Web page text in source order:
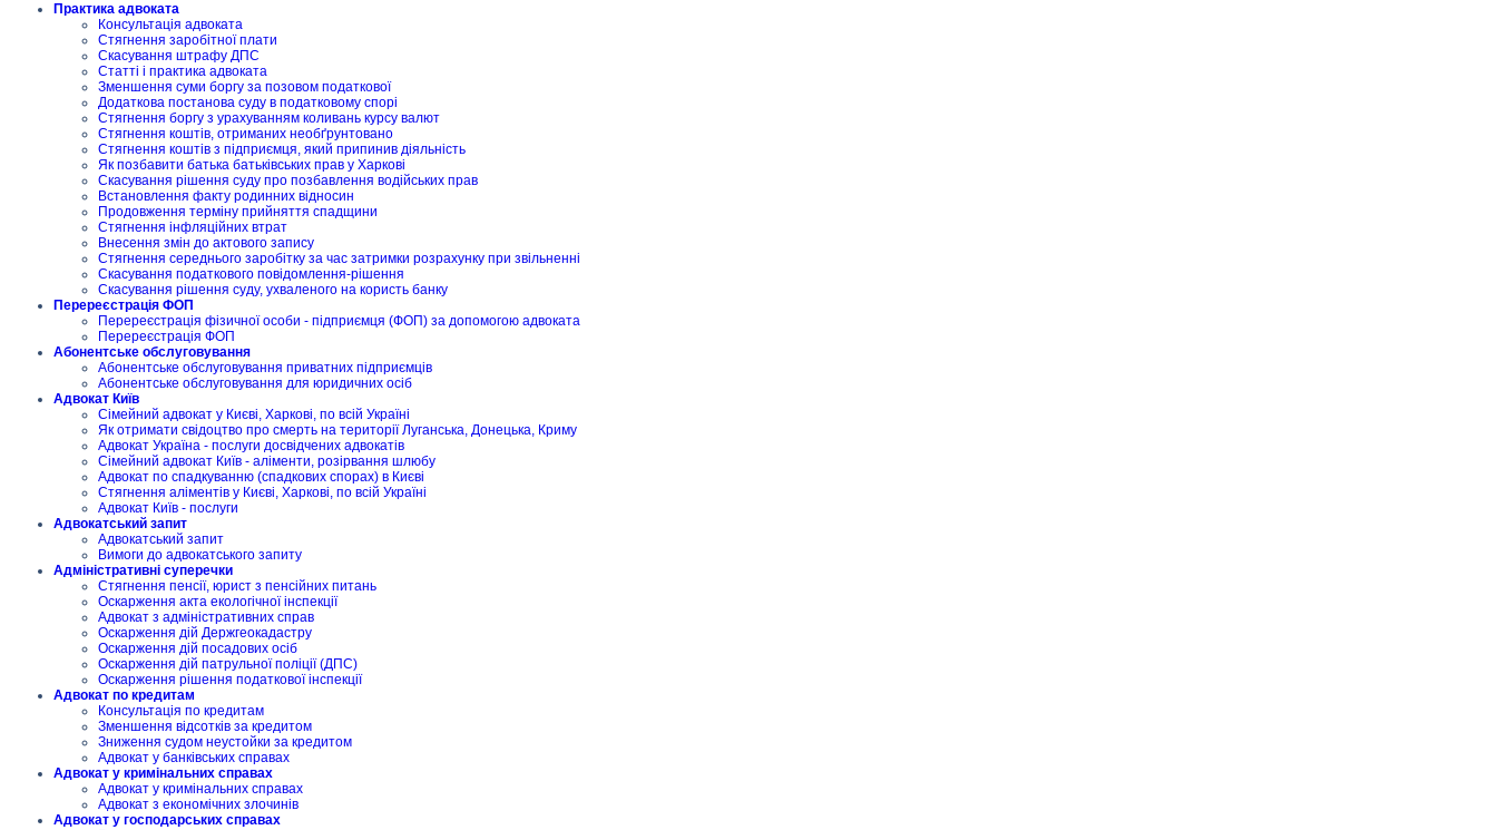
Практика адвоката
Консультація адвоката
Стягнення заробітної плати
Скасування штрафу ДПС
Статті і практика адвоката
Зменшення суми боргу за позовом податкової
Додаткова постанова суду в податковому спорі
Стягнення боргу з урахуванням коливань курсу валют
Стягнення коштів, отриманих необґрунтовано
Стягнення коштів з підприємця, який припинив діяльність
Як позбавити батька батьківських прав у Харкові
Скасування рішення суду про позбавлення водійських прав
Встановлення факту родинних відносин
Продовження терміну прийняття спадщини
Стягнення інфляційних втрат
Внесення змін до актового запису
Стягнення середнього заробітку за час затримки розрахунку при звільненні
Скасування податкового повідомлення-рішення
Скасування рішення суду, ухваленого на користь банку
Перереєстрація ФОП
Перереєстрація фізичної особи - підприємця (ФОП) за допомогою адвоката
Перереєстрація ФОП
Абонентське обслуговування
Абонентське обслуговування приватних підприємців
Абонентське обслуговування для юридичних осіб
Адвокат Київ
Сімейний адвокат у Києві, Харкові, по всій Україні
Як отримати свідоцтво про смерть на території Луганська, Донецька, Криму
Адвокат Україна - послуги досвідчених адвокатів
Сімейний адвокат Київ - аліменти, розірвання шлюбу
Адвокат по спадкуванню (спадкових спорах) в Києві
Стягнення аліментів у Києві, Харкові, по всій Україні
Адвокат Київ - послуги
Адвокатський запит
Адвокатський запит
Вимоги до адвокатського запиту
Адміністративні суперечки
Стягнення пенсії, юрист з пенсійних питань
Оскарження акта екологічної інспекції
Адвокат з адміністративних справ
Оскарження дій Держгеокадастру
Оскарження дій посадових осіб
Оскарження дій патрульної поліції (ДПС)
Оскарження рішення податкової інспекції
Адвокат по кредитам
Консультація по кредитам
Зменшення відсотків за кредитом
Зниження судом неустойки за кредитом
Адвокат у банківських справах
Адвокат у кримінальних справах
Адвокат у кримінальних справах
Адвокат з економічних злочинів
Адвокат у господарських справах